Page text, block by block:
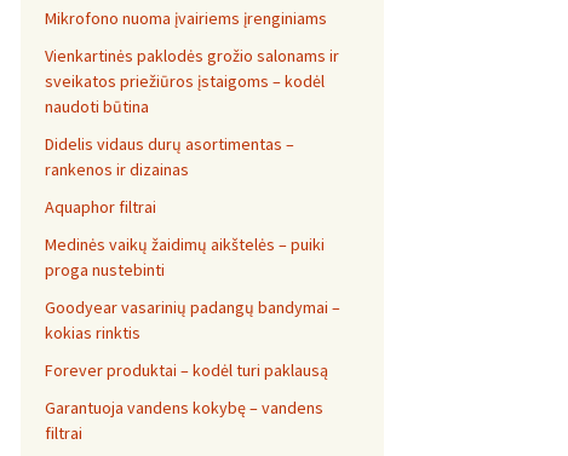
Mikrofono nuoma įvairiems įrenginiams
Vienkartinės paklodės grožio salonams ir
sveikatos priežiūros įstaigoms – kodėl
naudoti būtina
Didelis vidaus durų asortimentas –
rankenos ir dizainas
Aquaphor filtrai
Medinės vaikų žaidimų aikštelės – puiki
proga nustebinti
Goodyear vasarinių padangų bandymai –
kokias rinktis
Forever produktai – kodėl turi paklausą
Garantuoja vandens kokybę – vandens
filtrai